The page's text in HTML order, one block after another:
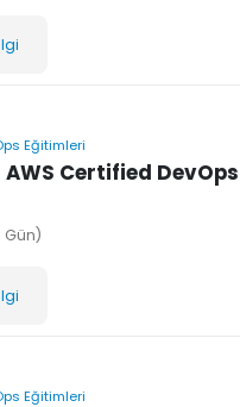
Eğitimleri
AWS Certified
Eğitimleri